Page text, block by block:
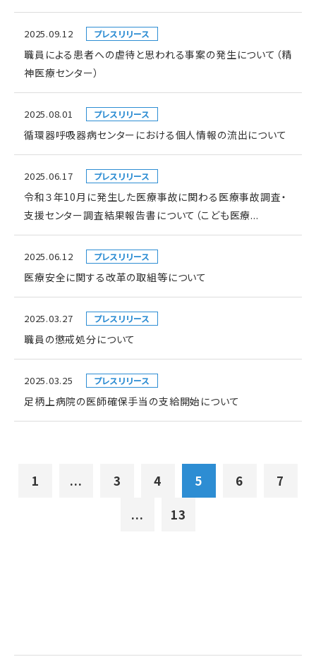
2025.09.12 プレスリリース
職員による患者への虐待と思われる事案の発生について（精
神医療センター）
2025.08.01 プレスリリース
循環器呼吸器病センターにおける個人情報の流出について
2025.06.17 プレスリリース
令和３年10月に発生した医療事故に関わる医療事故調査・
支援センター調査結果報告書について（こども医療...
2025.06.12 プレスリリース
医療安全に関する改革の取組等について
2025.03.27 プレスリリース
職員の懲戒処分について
2025.03.25 プレスリリース
足柄上病院の医師確保手当の支給開始について
1 ... 3 4 5 6
7
...
13